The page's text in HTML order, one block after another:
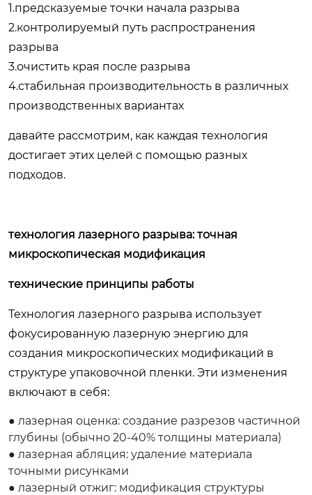
1.предсказуемые точки начала разрыва
2.контролируемый путь распространения
разрыва
3.очистить края после разрыва
4.стабильная производительность в различных
производственных вариантах
давайте рассмотрим, как каждая технология
достигает этих целей с помощью разных
подходов.
технология лазерного разрыва: точная
микроскопическая модификация
технические принципы работы
Технология лазерного разрыва использует
фокусированную лазерную энергию для
создания микроскопических модификаций в
структуре упаковочной пленки. Эти изменения
включают в себя:
● лазерная оценка: создание разрезов частичной
глубины (обычно 20-40% толщины материала)
● лазерная абляция: удаление материала
точными рисунками
● лазерный отжиг: модификация структуры